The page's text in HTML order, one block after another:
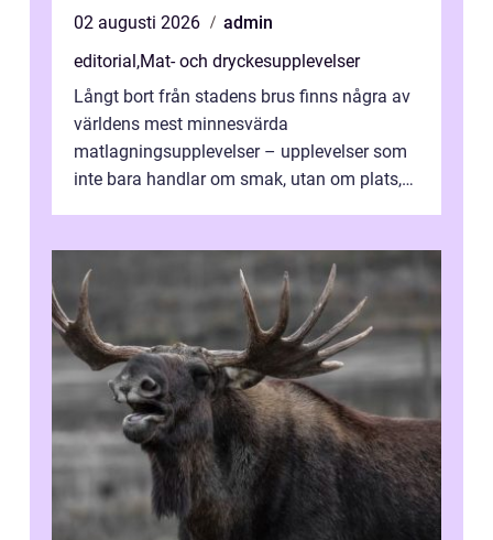
02 augusti 2026
admin
editorial,Mat- och dryckesupplevelser
Långt bort från stadens brus finns några av
världens mest minnesvärda
matlagningsupplevelser – upplevelser som
inte bara handlar om smak, utan om plats,